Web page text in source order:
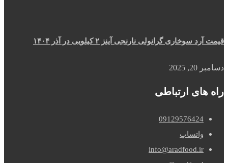
قیمت آرد سوخاری گرانولی نارنجی آینز ۲ کیلویی در آذر ۱۴۰۴
دسامبر 20, 2025
راه های ارتباطی
09129576424
واتساپ
info@aradfood.ir